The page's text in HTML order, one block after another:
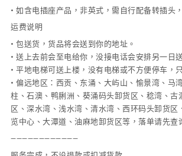
• 如含电插座产品，非英式，需自行配备转插头
运费说明
• 包送货，货品将会送到你的地址。
• 送上去前会至电给你，没接电话会安排另一日
• 平地电梯可送上楼，没有电梯或不方便停车，
• 偏远地区：西贡、东涌、大屿山、愉景湾、马
柱、石澳、鸭脷洲、葵涌码头卸货区、稔湾、古
区、深水湾、浅水湾、清水湾、西环码头卸货区
览中心、大潭道、油麻地卸货区等，落单请先查
————————————